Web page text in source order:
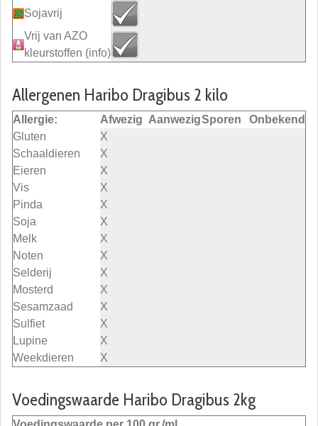
Sojavrij
Vrij van AZO
kleurstoffen (info)
Allergenen Haribo Dragibus 2 kilo
Allergie: Afwezig AanwezigSporen
Onbekend
Gluten
X
Schaaldieren
X
Eieren
X
Vis
X
Pinda
X
Soja
X
Melk
X
Noten
X
Selderij
X
Mosterd
X
Sesamzaad
X
Sulfiet
X
Lupine
X
Weekdieren
X
Voedingswaarde Haribo Dragibus 2kg